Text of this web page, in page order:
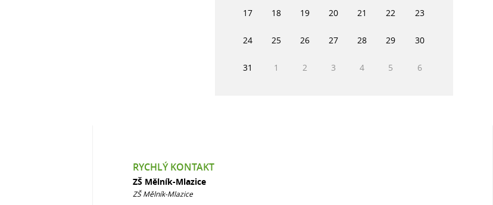
17 18 19 20 21 22 23
24 25 26 27 28 29 30
31 1 2 3 4 5 6
RYCHLÝ KONTAKT
ZŠ Mělník-Mlazice
ZŠ Mělník-Mlazice